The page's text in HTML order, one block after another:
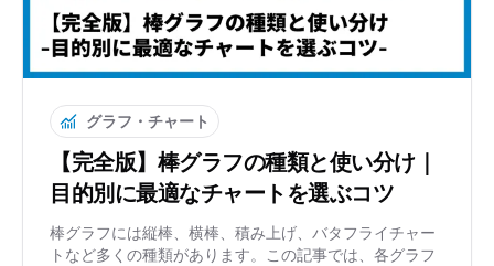
グラフ・チャート
【完全版】棒グラフの種類と使い分け｜
目的別に最適なチャートを選ぶコツ
棒グラフには縦棒、横棒、積み上げ、バタフライチャー
トなど多くの種類があります。この記事では、各グラフ